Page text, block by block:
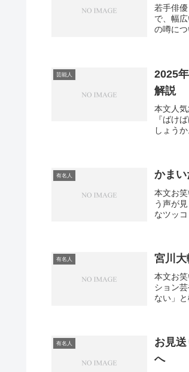
若手俳
で、幅
の噂に
芸能人
2025
解説
本文人
『ばけ
しょう
有名人 かま
本文お
う声が
なツッ
有名人 宮川
本文お
ション
ない」
有名人
お見
へ